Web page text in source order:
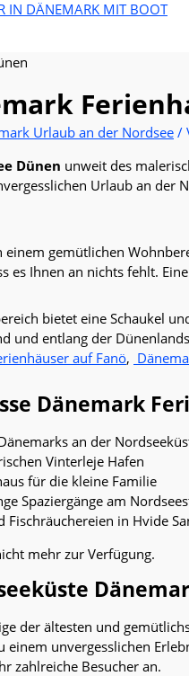
IN DÄNEMARK MIT BOOT
Urlaub an der Nordsee/
Dünen unweit des
Urlaub an der
gemütlichen
es Ihnen an nichts fehlt.
bietet eine Schaukel
und entlang der
auf Fanö,
Dänemark
an der
Vinterleje Hafen
für die kleine Familie
Spaziergänge am
Fischräuchereien in Hvide
mehr zur Verfügung.
der ältesten und
unvergesslichen
zahlreiche Besucher an.